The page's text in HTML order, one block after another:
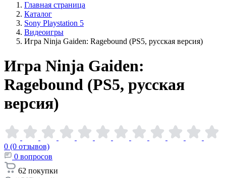
Главная страница
Каталог
Sony Playstation 5
Видеоигры
Игра Ninja Gaiden: Ragebound (PS5, русская версия)
Игра Ninja Gaiden:
Ragebound (PS5, русская
версия)
0 (0 отзывов)
0 вопросов
62 покупки